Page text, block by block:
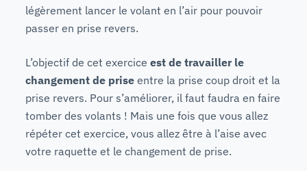
légèrement lancer le volant en l’air pour pouvoir
passer en prise revers.
L’objectif de cet exercice est de travailler le
changement de priseentre la prise coup droit et la
prise revers. Pour s’améliorer, il faut faudra en faire
tomber des volants ! Mais une fois que vous allez
répéter cet exercice, vous allez être à l’aise avec
votre raquette et le changement de prise.